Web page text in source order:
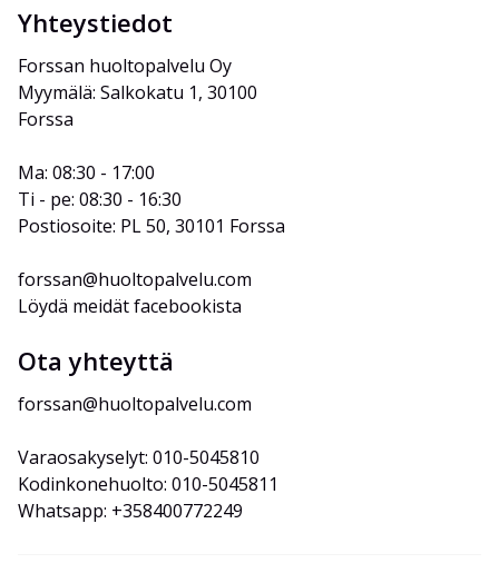
Yhteystiedot
Forssan huoltopalvelu Oy
Myymälä: Salkokatu 1, 30100
Forssa
Ma: 08:30 - 17:00
Ti - pe: 08:30 - 16:30
Postiosoite: PL 50, 30101 Forssa
forssan@huoltopalvelu.com
Löydä meidät facebookista
Ota yhteyttä
forssan@huoltopalvelu.com
Varaosakyselyt: 010-5045810
Kodinkonehuolto: 010-5045811
Whatsapp: +358400772249